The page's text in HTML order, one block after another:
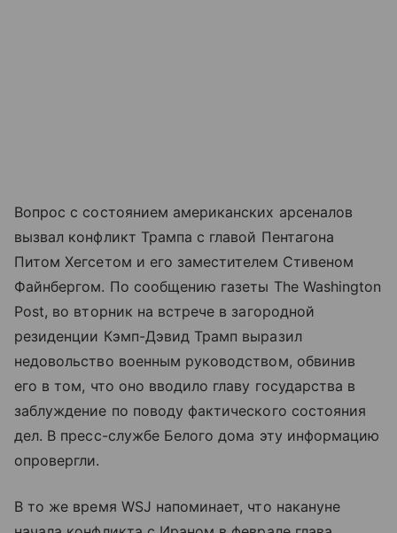
Вопрос с состоянием американских арсеналов
вызвал конфликт Трампа с главой Пентагона
Питом Хегсетом и его заместителем Стивеном
Файнбергом. По сообщению газеты The Washington
Post, во вторник на встрече в загородной
резиденции Кэмп-Дэвид Трамп выразил
недовольство военным руководством, обвинив
его в том, что оно вводило главу государства в
заблуждение по поводу фактического состояния
дел. В пресс-службе Белого дома эту информацию
опровергли.
В то же время WSJ напоминает, что накануне